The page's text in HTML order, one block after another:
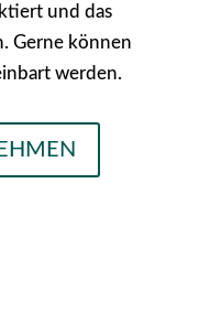
und das
Gerne können
werden.